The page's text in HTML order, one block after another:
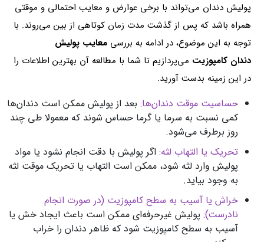
پولیش دندان می‌تواند با برخی عوارض و معایب احتمالی و موقتی
همراه باشد که پس از گذشت مدت زمان کوتاهی از بین می‌روند. با
توجه به این موضوع، در ادامه به بررسی معایب پولیش
دندان کامپوزیت می‌پردازیم تا شما با مطالعه آن بهترین اطلاعات را
در این زمینه بدست آورید.
حساسیت موقت دندان‌ها: بعد از پولیش ممکن است دندان‌ها
کمی نسبت به سرما یا گرما حساس شوند که معمولا طی چند
روز برطرف می‌شود.
تحریک یا التهاب لثه: اگر پولیش با دقت انجام نشود یا مواد
پولیش وارد لثه شود، ممکن است التهاب یا تحریک موقت لثه
به وجود بیاید.
خراش یا آسیب به سطح کامپوزیت (در صورت انجام
نادرست): پولیش غیرحرفه‌ای ممکن است باعث ایجاد خش یا
آسیب به سطح کامپوزیت شود که ظاهر دندان را خراب